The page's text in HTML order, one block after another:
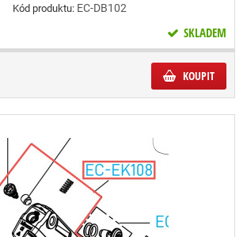
Kód produktu: EC-DB102
SKLADEM
KOUPIT